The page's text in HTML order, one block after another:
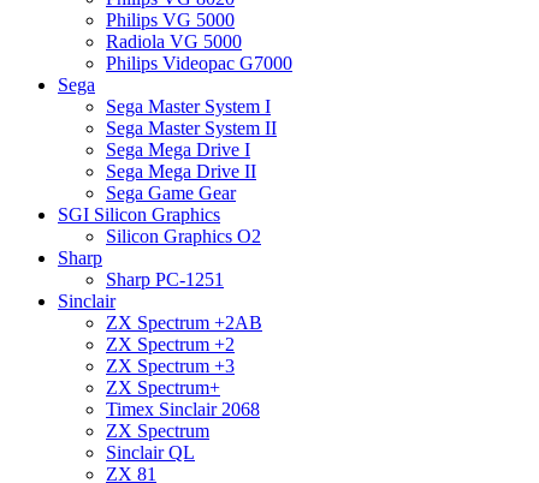
Philips VG 5000
Radiola VG 5000
Philips Videopac G7000
Sega
Sega Master System I
Sega Master System II
Sega Mega Drive I
Sega Mega Drive II
Sega Game Gear
SGI Silicon Graphics
Silicon Graphics O2
Sharp
Sharp PC-1251
Sinclair
ZX Spectrum +2AB
ZX Spectrum +2
ZX Spectrum +3
ZX Spectrum+
Timex Sinclair 2068
ZX Spectrum
Sinclair QL
ZX 81